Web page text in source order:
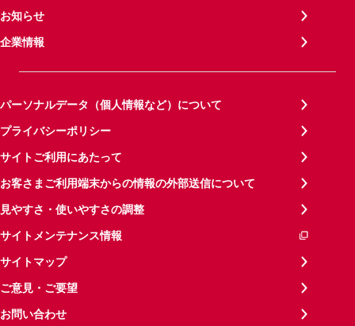
お知らせ
企業情報
パーソナルデータ（個人情報など）について
プライバシーポリシー
サイトご利用にあたって
お客さまご利用端末からの情報の外部送信について
見やすさ・使いやすさの調整
サイトメンテナンス情報
サイトマップ
ご意見・ご要望
お問い合わせ